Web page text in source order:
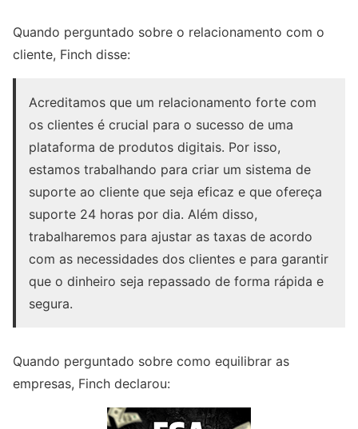
Quando perguntado sobre o relacionamento com o
cliente, Finch disse:
Acreditamos que um relacionamento forte com
os clientes é crucial para o sucesso de uma
plataforma de produtos digitais. Por isso,
estamos trabalhando para criar um sistema de
suporte ao cliente que seja eficaz e que ofereça
suporte 24 horas por dia. Além disso,
trabalharemos para ajustar as taxas de acordo
com as necessidades dos clientes e para garantir
que o dinheiro seja repassado de forma rápida e
segura.
Quando perguntado sobre como equilibrar as
empresas, Finch declarou: